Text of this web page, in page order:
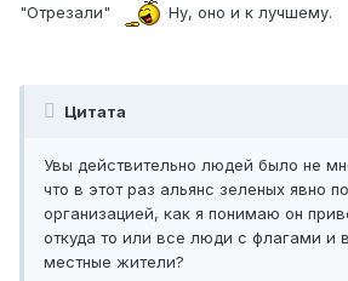
"Отрезали" Ну, оно и к лучшему.
Цитата
Увы действительно людей было не
что в этот раз альянс зеленых явно
организацией, как я понимаю он
откуда то или все люди с флагами и
местные жители?